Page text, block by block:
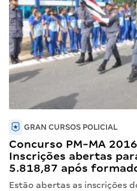
GRAN CURSOS POLICIAL
Concurso PM-MA
Inscrições abertas
5.818,87 após
Estão abertas as inscrições